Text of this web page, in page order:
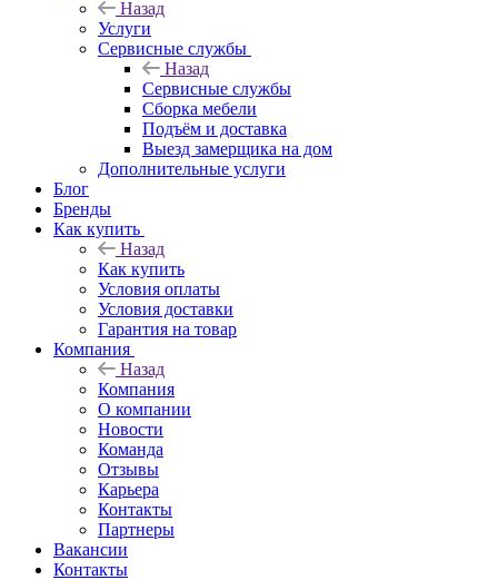
Назад
Услуги
Сервисные службы
Назад
Сервисные службы
Сборка мебели
Подъём и доставка
Выезд замерщика на дом
Дополнительные услуги
Блог
Бренды
Как купить
Назад
Как купить
Условия оплаты
Условия доставки
Гарантия на товар
Компания
Назад
Компания
О компании
Новости
Команда
Отзывы
Карьера
Контакты
Партнеры
Вакансии
Контакты